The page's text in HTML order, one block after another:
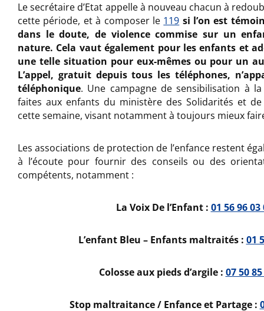
Le secrétaire d’Etat appelle à nouveau chacun à
cette période, et à composer le 119 si l’on est
dans le doute, de violence commise sur un
nature. Cela vaut également pour les enfants et
une telle situation pour eux-mêmes ou pour un
L’appel, gratuit depuis tous les téléphones,
téléphonique. Une campagne de sensibilisation à
faites aux enfants du ministère des Solidarités et
cette semaine, visant notamment à toujours mieux
Les associations de protection de l’enfance restent
à l’écoute pour fournir des conseils ou des
compétents, notamment :
La Voix De l’Enfant : 01 56 96 03
L’enfant Bleu – Enfants maltraités : 01
Colosse aux pieds d’argile : 07 50
Stop maltraitance / Enfance et Partage :